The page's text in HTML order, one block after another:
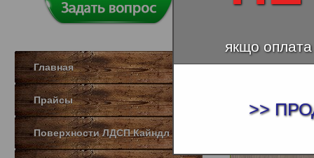
Главная
Прайсы
Поверхности ЛДСП Кайндл
якщо
>>